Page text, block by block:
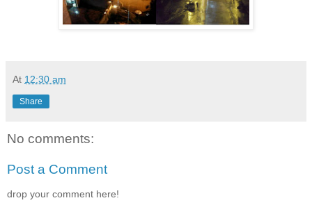
At 12:30 am
Share
No comments:
Post a Comment
drop your comment here!